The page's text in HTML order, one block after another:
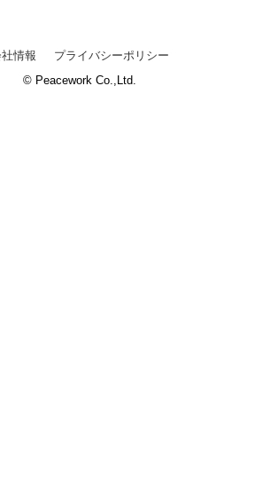
情報
プライバシーポリシー
© Peacework Co.,Ltd.